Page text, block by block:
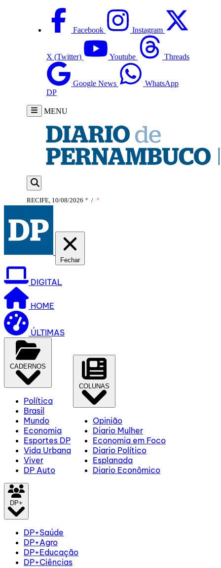
Facebook Instagram
X (Twitter) Youtube Threads
Google News
WhatsApp
DP
MENU
RECIFE, 10/08/2026 ° / °
Fechar
DIGITAL
HOME
ÚLTIMAS
CADERNOS
Política
Brasil
Mundo
Economia
Esportes DP
Vida Urbana
Viver
DP Auto
COLUNAS
Opinião
Diario Mulher
Economia em Foco
Diario Político
Esplanada
Diario Econômico
DP+
DP+Saúde
DP+Agro
DP+Educação
DP+Ciências